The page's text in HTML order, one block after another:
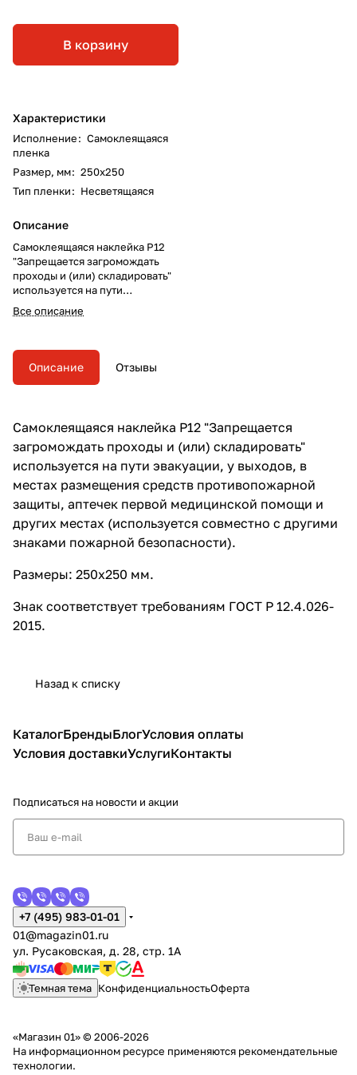
В корзину
Характеристики
Исполнение: Самоклеящаяся
пленка
Размер, мм: 250х250
Тип пленки: Несветящаяся
Описание
Самоклеящаяся наклейка P12
"Запрещается загромождать
проходы и (или) складировать"
используется на пути
эвакуации, у выходов, в местах
размещения средств
аптечек первой медицинской
помощи и других местах
(используется совместно с
Все описание
Описание Отзывы
Самоклеящаяся наклейка P12 "Запрещается
загромождать проходы и (или) складировать"
используется на пути эвакуации, у выходов, в
местах размещения средств противопожарной
защиты, аптечек первой медицинской помощи и
других местах (используется совместно с другими
знаками пожарной безопасности).
Размеры: 250х250 мм.
Знак соответствует требованиям ГОСТ Р 12.4.026-
2015.
Назад к списку
КаталогБрендыБлогУсловия оплаты
Условия доставкиУслугиКонтакты
Подписаться на новости и акции
+7 (495) 983-01-01
01@magazin01.ru
ул. Русаковская, д. 28, стр. 1А
Темная тема КонфиденциальностьОферта
«Магазин 01» © 2006-2026
На информационном ресурсе применяются рекомендательные
технологии.